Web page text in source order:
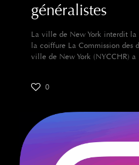
généralistes
La ville de New York interdit
la coiffure La Commission des
ville de New York (NYCCHR) a
0